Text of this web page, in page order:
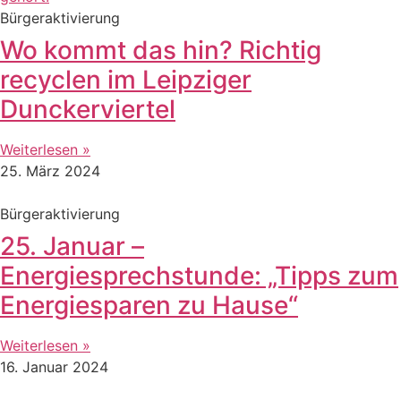
Bürgeraktivierung
Wo kommt das hin? Richtig
recyclen im Leipziger
Dunckerviertel
Weiterlesen »
25. März 2024
Bürgeraktivierung
25. Januar –
Energiesprechstunde: „Tipps zum
Energiesparen zu Hause“
Weiterlesen »
16. Januar 2024